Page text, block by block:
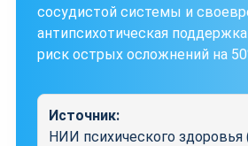
сосудистой системы и
антипсихотическая
риск острых осложнений на
Источник:
НИИ психического